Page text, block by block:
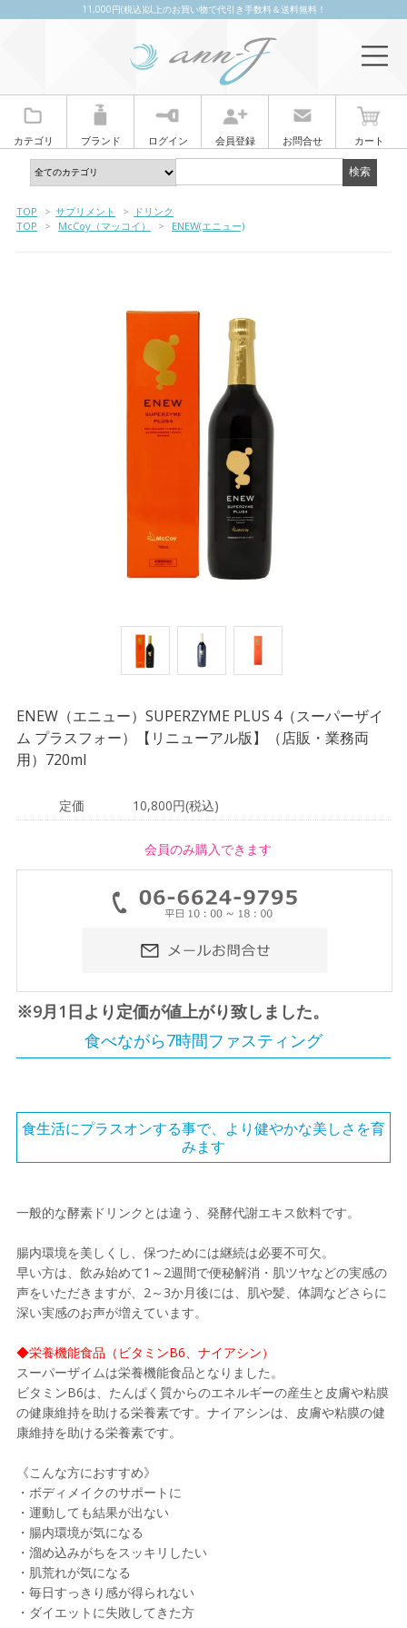
11,000円(税込)以上のお買い物で代引き手数料＆送料無料！
カテゴリ ブランド ログイン 会員登録 お問合せ カート
TOP > サプリメント >
ドリンク
TOP
> McCoy（マッコイ） > ENEW(エニュー)
ENEW（エニュー）SUPERZYME PLUS 4（スーパーザイ
ム プラスフォー）【リニューアル版】（店販・業務両
用）720ml
定価 10,800円(税込)
会員のみ購入できます
※9月1日より定価が値上がり致しました。
食べながら7時間ファスティング
食生活にプラスオンする事で、より健やかな美しさを育
みます
一般的な酵素ドリンクとは違う、発酵代謝エキス飲料です。
腸内環境を美しくし、保つためには継続は必要不可欠。
早い方は、飲み始めて1～2週間で便秘解消・肌ツヤなどの実感の
声をいただきますが、2～3か月後には、肌や髪、体調などさらに
深い実感のお声が増えています。
◆栄養機能食品（ビタミンB6、ナイアシン）
スーパーザイムは栄養機能食品となりました。
ビタミンB6は、たんぱく質からのエネルギーの産生と皮膚や粘膜
の健康維持を助ける栄養素です。ナイアシンは、皮膚や粘膜の健
康維持を助ける栄養素です。
《こんな方におすすめ》
・ボディメイクのサポートに
・運動しても結果が出ない
・腸内環境が気になる
・溜め込みがちをスッキリしたい
・肌荒れが気になる
・毎日すっきり感が得られない
・ダイエットに失敗してきた方